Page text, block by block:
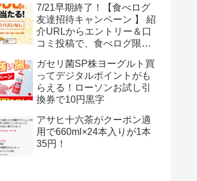
ボール12.3万名
7/21早期終了！【食べログ
友達招待キャンペーン 】 紹
介URLからエントリー＆口
コミ投稿で、食べログ限定
トがもらえる
ガセリ菌SP株ヨーグルト買
ってデジタルポイントがも
らえる！ローソンお試し引
換券で10円黒字
アサヒ十六茶がクーポン適
用で660ml×24本入りが1本
35円！